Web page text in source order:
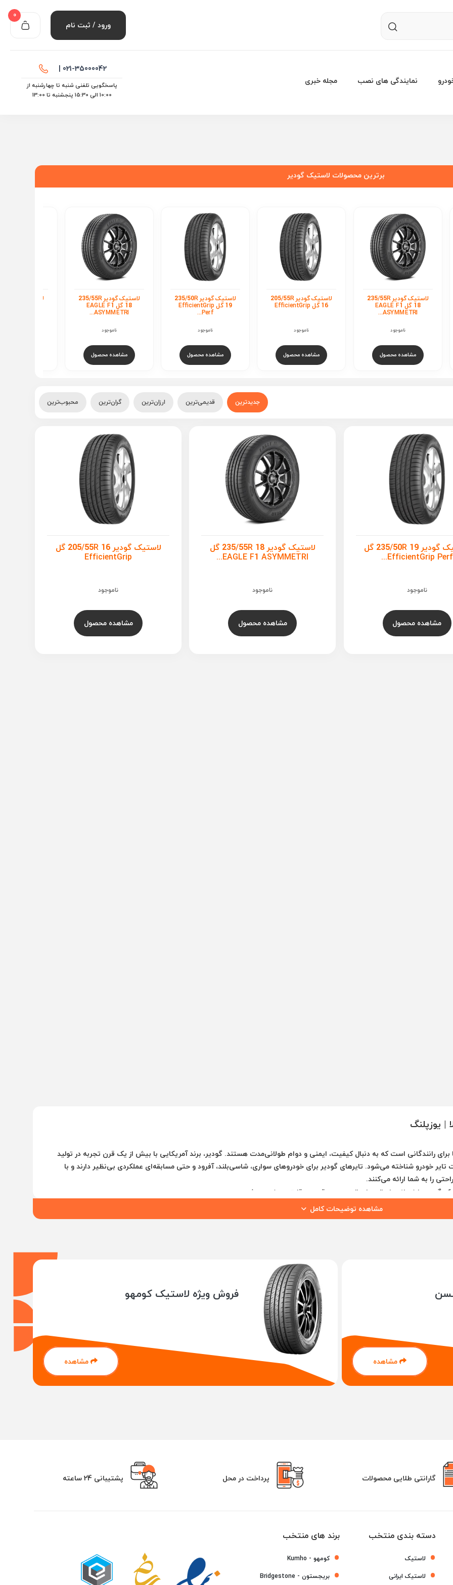
ورود / ثبت نام
0
نمایندگی های نصب مجله خبری
021-35000042 |
پاسخگویی تلفنی شنبه تا چهارشنبه از
10:00 الی ۱۵:30 پنجشنبه تا 13:00
برترین محصولات لاستیک گودیر
لاستیک گودیر 205/55R
16 گل EfficientGrip
ناموجود
مشاهده محصول
لاستیک گودیر 235/50R
19 گل EfficientGrip
ناموجود
مشاهده محصول
لاستیک گودیر 235/55R
18 گل EAGLE F1
ASYMMETRI...
ناموجود
مشاهده محصول
لاستیک گودیر 205/55R
16 گل EfficientGrip
ناموجود
مشاهده محصول
جدیدترین قدیمی‌ترین ارزان‌ترین گران‌ترین محبوب‌ترین
لاستیک گودیر 235/50R 19 گل
EfficientGrip Perf...
ناموجود
مشاهده محصول
لاستیک گودیر 235/55R 18 گل
EAGLE F1 ASYMMETRI...
ناموجود
مشاهده محصول
لاستیک گودیر 205/55R 16 گل
EfficientGrip
ناموجود
مشاهده محصول
کیفیت، ایمنی و دوام طولانی‌مدت هستند. گودیر، برند آمریکایی با بیش از یک قرن تجربه در تولید
تایر خودرو شناخته می‌شود. تایرهای گودیر برای خودروهای سواری، شاسی‌بلند، آفرود و حتی مسابقه‌ای عملکردی بی‌نظیر دارند و با
را به شما ارائه می‌کنند.
گودیر با ضمانت اصالت، ارسال سریع و قیمت رقابتی عرضه می‌شود.
برای خودروهای سواری، شاسی‌بلند، آفرود و حتی ماشین‌آلات صنعتی تبدیل شده است.
مشاهده توضیحات کامل
مشاهده
فروش ویژه لاستیک کومهو
مشاهده
گارانتی طلایی محصولات پرداخت در محل پشتیبانی 24 ساعته
دسته بندی منتخب
لاستیک
لاستیک ایرانی
برند های منتخب
کومهو - Kumho
بریجستون - Bridgestone